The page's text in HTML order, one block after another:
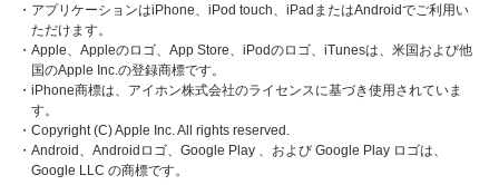
・アプリケーションはiPhone、iPod touch、iPadまたはAndroidでご利用い
ただけます。
・Apple、Appleのロゴ、App Store、iPodのロゴ、iTunesは、米国および他
国のApple Inc.の登録商標です。
・iPhone商標は、アイホン株式会社のライセンスに基づき使用されていま
す。
・Copyright (C) Apple Inc. All rights reserved.
・Android、Androidロゴ、Google Play 、および Google Play ロゴは、
Google LLC の商標です。